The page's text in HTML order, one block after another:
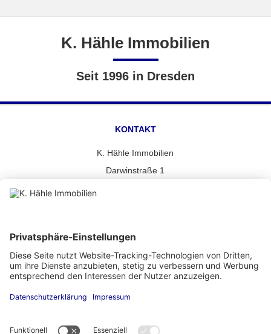
K. Hähle Immobilien
Seit 1996 in Dresden
KONTAKT
K. Hähle Immobilien
Darwinstraße 1
Fax.
UNSER STANDORT
um den OpenStreetMap-Service zu